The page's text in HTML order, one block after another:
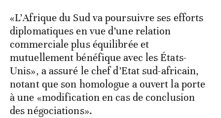
«L’Afrique du Sud va poursuivre ses efforts
diplomatiques en vue d’une relation
commerciale plus équilibrée et
mutuellement bénéfique avec les États-
Unis», a assuré le chef d’Etat sud-africain,
notant que son homologue a ouvert la porte
à une «modification en cas de conclusion
des négociations».